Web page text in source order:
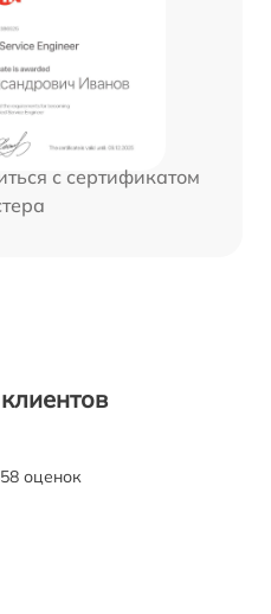
с сертификатом
оценок